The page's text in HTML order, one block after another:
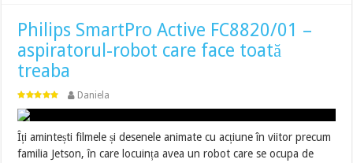
Philips SmartPro Active FC8820/01 –
aspiratorul-robot care face toată
treaba
Daniela
Îți amintești filmele și desenele animate cu acțiune în viitor precum
familia Jetson, în care locuința avea un robot care se ocupa de